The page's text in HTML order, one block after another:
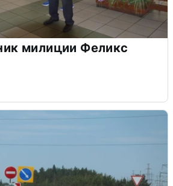
милиции Феликс